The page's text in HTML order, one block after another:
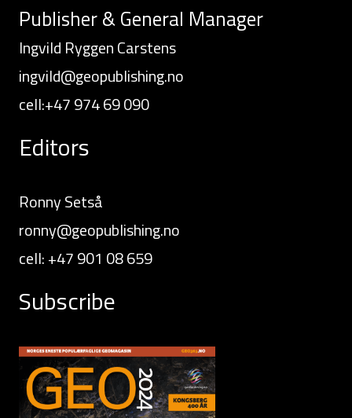
Publisher & General Manager
Ingvild Ryggen Carstens
ingvild@geopublishing.no
cell:+47 974 69 090
Editors
Ronny Setså
ronny@geopublishing.no
cell: +47 901 08 659
Subscribe